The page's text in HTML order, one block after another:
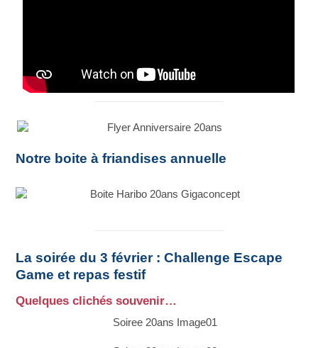
Notre boite à friandises annuelle
La soirée du 3 février : Challenge Escape
Game et repas festif
Quelques clichés souvenir…